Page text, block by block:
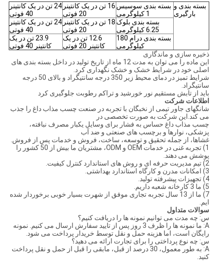
بسته بندی و
بارگیری
بسته بندی سوسیس
1 کیلوگرمی
16 تن در یک کانتینر
20 فوتی
24 تن در یک کانتینر
40 فوتی
بسته بندی بلوک
6.25 کیلوگرمی
18 تن در یک کانتینر
20 فوتی
24 تن در یک کانتینر
40 فوتی
بسته بندی درام 180
کیلوگرمی
12.6 تن در یک
کانتینر 20 فوتی
23.9 تن در یک
کانتینر 40 فوتی
ذخیره سازی و ماندگاری
این ماده را می توان به مدت 12 ماه از تاریخ تولید در داخل بسته بندی های
اصلی خود در شرایط خشک و خشک نگهداری کرد.
شرایط تمیز در دمای محیط زیر 350 درجه سانتیگراد و بالای 50 درجه
سانتیگراد.
باید از تابش مستقیم نور خورشید و تراکم رطوبت جلوگیری کرد
اطلاعات شرکت
شانگهای جاور تیمی از نخبگان با تجربه در صنعت چسب مذاب داغ را جذب
می کند.این شرکت به صورت تخصصی در
چسب مذاب داغ حساس به فشار برای وسایل یکبار مصرف نبافته،
پزشکی، نوارها و برچسب های صنعتی و ضد آب
غشاها، از جمله تحقیق و توسعه، ساخت، فروش و خدمات پس از فروش.
1) تجربه غنی در خدمات OEM و ODM، مشتریان ما بیش از 50 کشور را
پوشش می دهند.
2) تیم مدیریت حرفه ای و روش های استاندارد کنترل کیفیت.
3) امکانات مدرن و کارگاه استاندارد بهداشتی.
4) تجهیزات پیشرفته تولید.
5) ما 3 کارخانه شعبه داریم.
7) ما از 13 سال تجربه تجاری موفق از شهرت بسیار خوبی برخوردار شده
ایم.
سوالات متداول
س: چه مدت می توانیم نمونه ها را دریافت کنیم؟
A: ما نمونه ها را ظرف 3 روز پس از تایید سفارش ارسال می کنیم. نمونه
رایگان است، اما هزینه حمل و نقل توسط خریدار پرداخت می شود.
س: چه نوع پرداختی را برای تجارت ارائه می دهید؟
A: به طور معمول، 30 درصد از قبل، مابقی را قبل از حمل و نقل پرداخت
کنید.